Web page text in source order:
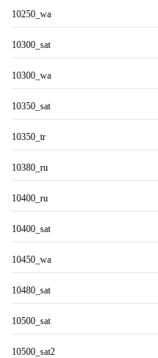
10250_wa
10300_sat
10300_wa
10350_sat
10350_tr
10380_ru
10400_ru
10400_sat
10450_wa
10480_sat
10500_sat
10500_sat2